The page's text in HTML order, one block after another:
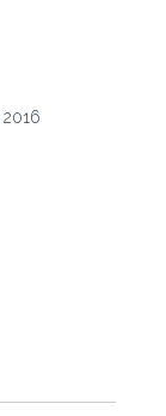
2016